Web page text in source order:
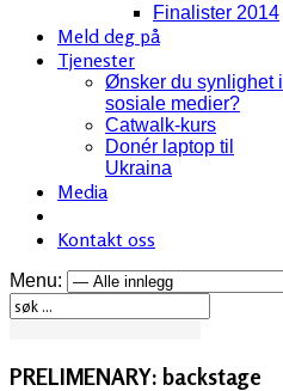
Finalister 2014
Meld deg på
Tjenester
Ønsker du synlighet i
sosiale medier?
Catwalk-kurs
Donér laptop til
Ukraina
Media
Kontakt oss
Menu:
PRELIMENARY: backstage